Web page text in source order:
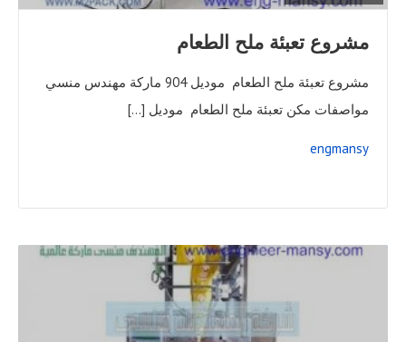
مشروع تعبئة ملح الطعام
مشروع تعبئة ملح الطعام موديل 904 ماركة مهندس منسي
مواصفات مكن تعبئة ملح الطعام موديل […]
engmansy